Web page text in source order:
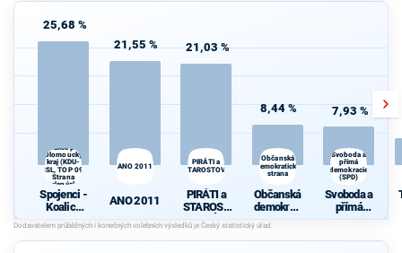
25,68 %
Koalice pro
Olomoucký
kraj (KDU-
ČSL, TOP 09,
Strana
zelených,
ProOlomouc)
Spojenci -
Koalice
pro
Olomouck
ý kraj
21,55 %
ANO 2011
ANO 2011
21,03 %
PIRÁTI a
STAROSTOVÉ
PIRÁTI a
STAROST
OVÉ
8,44 %
Občanská
demokratická
strana
Občanská
demokrati
cká strana
7,93 %
Svoboda a
přímá
demokracie
(SPD)
Svoboda a
přímá
demokraci